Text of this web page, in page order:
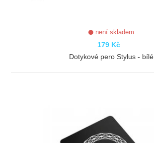
není skladem
179 Kč
Dotykové pero Stylus - bílé